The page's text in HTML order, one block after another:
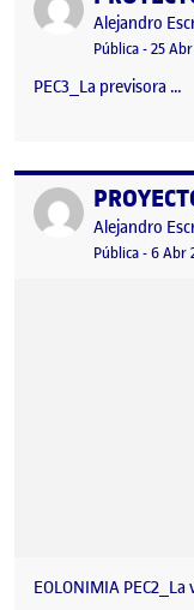
Publicado por
Alejandro
Visibilidad:
Pública-Fecha
25
PEC3_La previsora …
Publicado por
Publicado por
Alejandro
Visibilidad:
Pública-Fecha
6 Abr
EOLONIMIA